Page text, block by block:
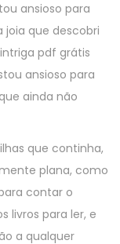
ansioso para
joia que descobri
pdf grátis
ansioso para
ainda não
que continha,
plana, como
contar o
livros para ler, e
a qualquer